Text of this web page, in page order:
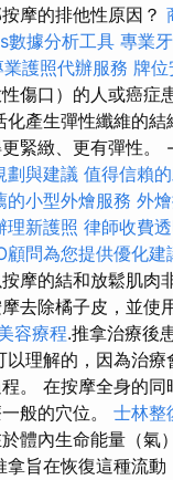
摩的排他性原因？
據分析工具 專業
業護照代辦服務 牌
傷口）的人或癌症
產生彈性纖維的結
緊緻、更有彈性。
劃與建議 值得信賴
的小型外燴服務 外
理新護照 律師收費
顧問為您提供優化建
摩的結和放鬆肌肉
去除橘子皮，並使
容療程.推拿治療後
以理解的，因為治療
。 在按摩全身的同
般的穴位。 士林整
體內生命能量（氣
拿旨在恢復這種流動